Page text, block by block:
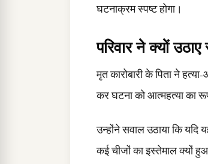
घटनाक्रम स्पष्ट होगा।
परिवार ने क्यों
मृत कारोबारी के पिता ने
कर घटना को आत्महत्या का
उन्होंने सवाल उठाया कि
कई चीजों का इस्तेमाल क्यों